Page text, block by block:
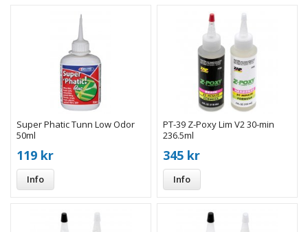
Super Phatic Tunn Low Odor
50ml
119 kr
Info
PT-39 Z-Poxy Lim V2 30-min
236.5ml
345 kr
Info